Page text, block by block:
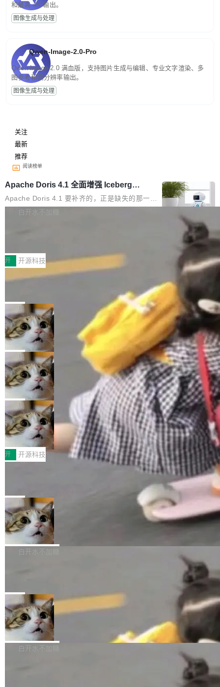
和最高 4K 输出。
图像生成与处理
Qwen-Image-2.0-Pro
Qwen-Image-2.0 满血版，支持图片生成与编辑、专业文字渲染、多
图参考和高分辨率输出。
图像生成与处理
关注
最新
推荐
阅读榜单
Apache Doris 4.1 全面增强 Iceberg：
支持 UPDATE、MERGE INTO 与 Iceb
erg V3
Apache Doris 4.1 要补齐的，正是缺失的那一
半。在已有查询能力的基础上，Doris 进一步支
常维护操作，并完整支持 Iceberg V3 格式。
白开水不加糖
村国家自主创新示范区会议中心开幕。本届大会
由中关村智联软件服务业质量创新联盟主办，以
“智构可信·质创未来——AI原生时代的质量新范
式”为主题，直面AI从实验室走向规模化产业落地
的核心质量命题。会上，《2026智能研发生产力
工具选型手册》发布，Testin云测的Testin XAge
nt智能测试系统入选AI测试领域代表产品。对CI
O而言，这提示了一个转变：AI测试正在从效率
工具升级为企业的质量基础设施。 CIO面对的新
现实 过去两年，CIO们的焦虑清单上多了两项：
一是如何让大模型和智能体应用安全地从PoC走
向生产，二是如何让测试团队跟得上AI应用...
开 开源科技
让非法状态不可表示：一篇关于 ADT
有一种东西，一旦用过就回不去了。Alex Fedos
eev 管它叫"软件设计的基石"。 他说的东西不新
鲜——代数数据类型（ADT），尤其是和类型
（sum type）。但他说清楚了一件事：这不是类
型系统的学术体操，是日常编码的思维方式。 文
章从一个简单的例子切入。一个网站的深色主题
设置，如果用布尔值 + 可空字段来表示——bool
ean 表示是否可切换，nullable 的默认模式、浅
色方案、深色方案——会产生大量无意义的组
合。方案缺了、配置冲突了、全 null 了。要知道
哪些组合有效，作者说，你得靠"文档、校验、或
者部落知识"。 换个写法。Rust 的 enum，两个
变体：Switchable...
局
Cloudflare 开源内部企业 AI 平台 Clou
dflare OS
Cloudflare 发布了一个开源项目 Cloudflare O
S。如果你只看官方博客，你会觉得这是又一
个"AI 知识库 + 聊天机器人"——每个大厂都在
做，没什么新鲜的。 但 Kenton Varda 在 Twitte
r 上把事情说清楚了： 今天我们发布了 Cloudfla
re OS，一个带连接器的聊天机器人，跟其他所
有科技公司做的一样。只不过，实际上它不一
样。这是 Sandstorm.io 的重制版，我十年前的
那个创业公司。不同的是，这次它构建在 Cloudf
lare Workers 上——我花了九年时间搭建的平台
——并且深度集成了 AI。这基本上是我十年秘密
局
Deno 团队开源 Celld，可自托管的分
布式 Durable Objects
Ryan Dahl 领导的 Deno 团队推出了最新开源项
目 Celld，一个能在自己机器上运行 Cloudflare
Workers 和 Durable Objects 的守护进程。 设
计思路很直接：每个对象是一个独立的 SQLite
数据库，按名称寻址，复制到你自己的 S3 兼容
存储库里。节点之间只通过这个存储库协调——
没有控制平面，没有共识协议。每个对象自带一
个小型数据库，应用天然按分片构建，单个数据
库的竞争和爆炸半径问题在设计层面就被消除
了。 闲置的 cell 会休眠到几乎不占资源。当 cel
l 迁移或唤醒时，新宿主从 S3 恢复 SQLite 数据
库继续执行。存储库是持久化的唯一真相...
局
鲁大师7月新机性能/流畅/AI榜：vivo夺
性能、流畅双第一，三星Galaxy Z系列
新折叠缺席
2026年7月的手机市场，由于存储等硬件成本暴
增，手机厂商的日子也不好过啊，新机速度明显
放缓，因此硝烟味淡了许多。新机参数规格除开
高价的三星折叠（三星Galaxy Z Fold8 Ultra / Z
Fold8 / Z Flip8）外，其余要么是中低端机器，
例如iQOO Z11i、REDMI Note 17、REDMI No
te 17 Pro、OPPO K15，要么是vivo X300 E这
样的次旗舰。 Galaxy Z Fold8 Ultra / Z Fold8 /
Z Flip8三款折叠屏新机均在7月22日发布，且全
部搭载骁龙8 Elite Gen5 for Galaxy，它们本该
开 开源科技
Zed 编辑器团队发布了新项目——DeltaDB，一
个在 git commit 之间记录每一次编辑操作的版
本控制系统。目前处于 Early Access 阶段。 De
ltaDB 的核心思路直接写在 landing page 最显
眼的位置：「Software is made between com
mits」——软件是在 commit 之间写出来的。git
是把这段空隙补上。 回退到任何一次编辑：Delt
aDB 捕获 commit 之间的每一次操作，...
局
SpaceXAI 单季资本开支达 183 亿美元
根据风险投资人Tomer Tunguz 博客（VC 分
析）披露的最新分析与第二季度业绩报告，Spac
微软同期总资本开支的四成。 与亚马逊、Alpha
bet、微软以及 Meta 等传统科技巨头相比，Spa
ceXAI的资金消耗速度尤为引人瞩目。然而，支
撑庞大支出的资金来源却呈现出截然不同的面
貌。数据显示，微软和 Meta 主要依托充沛的经
白开水不加糖
一个在终端里运行的编程 agent；Muse Spark
1.2，驱动这个 agent 的新模型。一句话概括：
你可以用 curl -fsSL https://dev.meta.ai/install.
sh | bash 安装一个能在大项目里自动规划、写
代码、验证结果的 AI 终端工具。 据介绍，Muse
局
美团开源 LoHoSearch，用知识图谱校
准 AI 能力认知
机器出题的前提，是让机器拥有全局视野。整个
构建流程可以分为四个环节：建图 → 控制难度
白开水不加糖